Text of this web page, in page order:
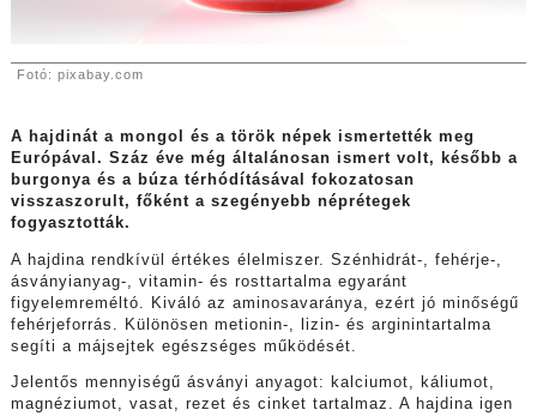
Fotó: pixabay.com
A hajdinát a mongol és a török népek ismertették meg
Európával. Száz éve még általánosan ismert volt, később a
burgonya és a búza térhódításával fokozatosan
visszaszorult, főként a szegényebb néprétegek
fogyasztották.
A hajdina rendkívül értékes élelmiszer. Szénhidrát-, fehérje-,
ásványianyag-, vitamin- és rosttartalma egyaránt
figyelemreméltó. Kiváló az aminosavaránya, ezért jó minőségű
fehérjeforrás. Különösen metionin-, lizin- és arginintartalma
segíti a májsejtek egészséges működését.
Jelentős mennyiségű ásványi anyagot: kalciumot, káliumot,
magnéziumot, vasat, rezet és cinket tartalmaz. A hajdina igen